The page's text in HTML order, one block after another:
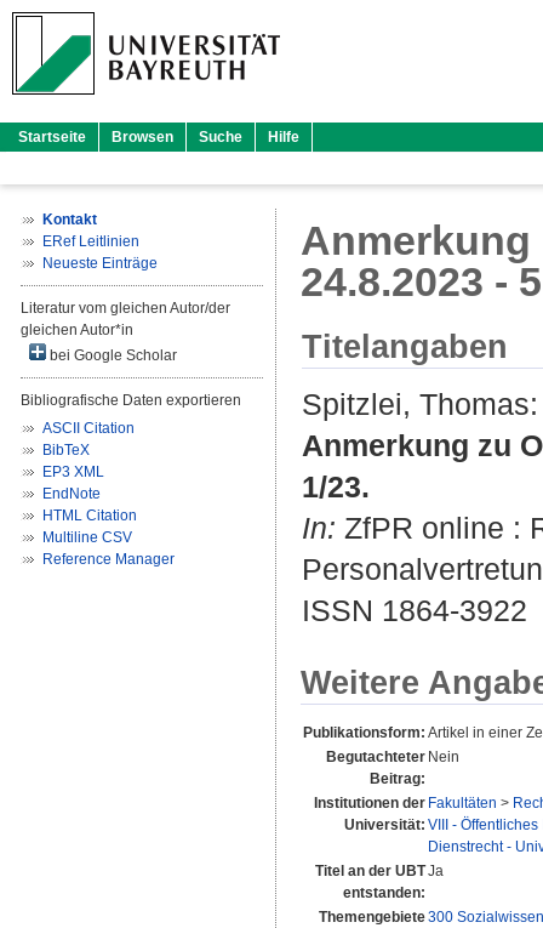
Startseite Browsen Suche Hilfe
Kontakt
ERef Leitlinien
Neueste Einträge
Literatur vom gleichen Autor/der
gleichen Autor*in
bei Google Scholar
Bibliografische Daten exportieren
ASCII Citation
BibTeX
EP3 XML
EndNote
HTML Citation
Multiline CSV
Reference Manager
Anmerkung
24.8.2023 -
Titelangaben
Spitzlei, Thomas:
Anmerkung zu
1/23.
In: ZfPR online :
ISSN 1864-3922
Weitere
Publikationsform: Artikel in einer
Begutachteter
Beitrag:
Nein
Institutionen der
Universität:
Fakultäten >
VIII -
Dienstrecht -
Titel an der UBT
entstanden:
Ja
Themengebiete300